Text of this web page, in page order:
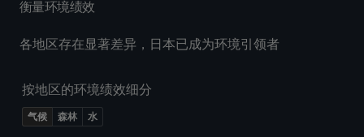
衡量环境绩效
各地区存在显著差异，日本已成为环境引领者